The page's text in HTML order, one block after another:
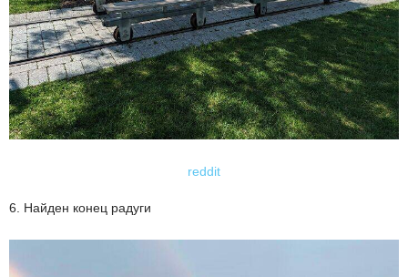
reddit
6. Найден конец радуги